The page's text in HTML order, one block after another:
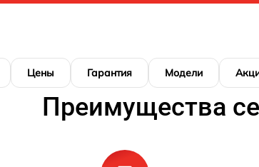
Цены Гарантия Модели
Преимущества